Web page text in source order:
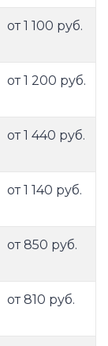
от 1 100 руб.
от 1 200 руб.
от 1 440 руб.
от 1 140 руб.
от 850 руб.
от 810 руб.